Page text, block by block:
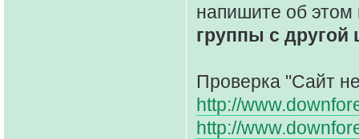
напишите об этом
группы с другой
Проверка "Сайт
http://
http://